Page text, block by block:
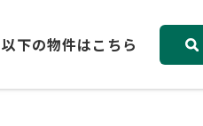
下の物件はこちら